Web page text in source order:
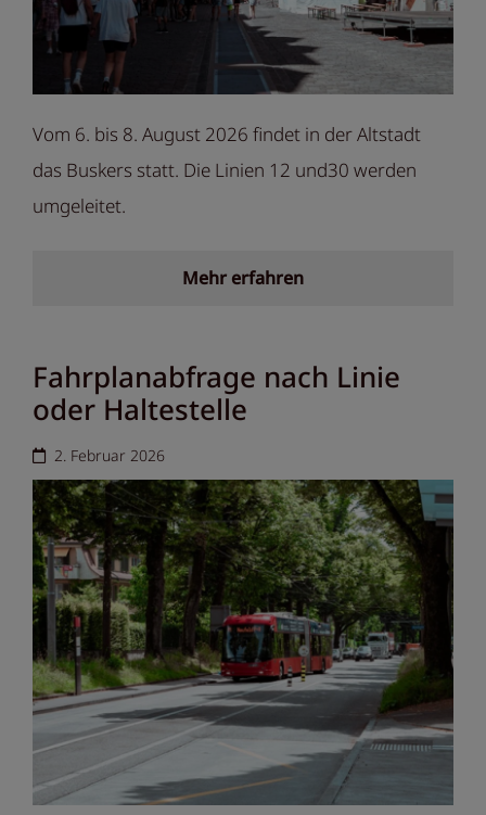
Vom 6. bis 8. August 2026 findet in der Altstadt
das Buskers statt. Die Linien 12 und30 werden
umgeleitet.
Mehr erfahren
Fahrplanabfrage nach Linie
oder Haltestelle
2. Februar 2026